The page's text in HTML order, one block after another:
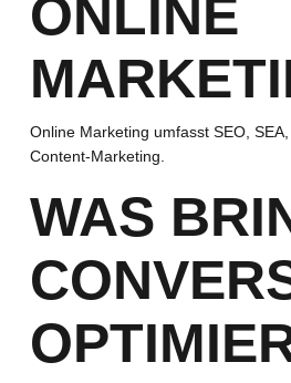
ONLINE
Online Marketing umfasst SEO,
Content-Marketing.
WAS